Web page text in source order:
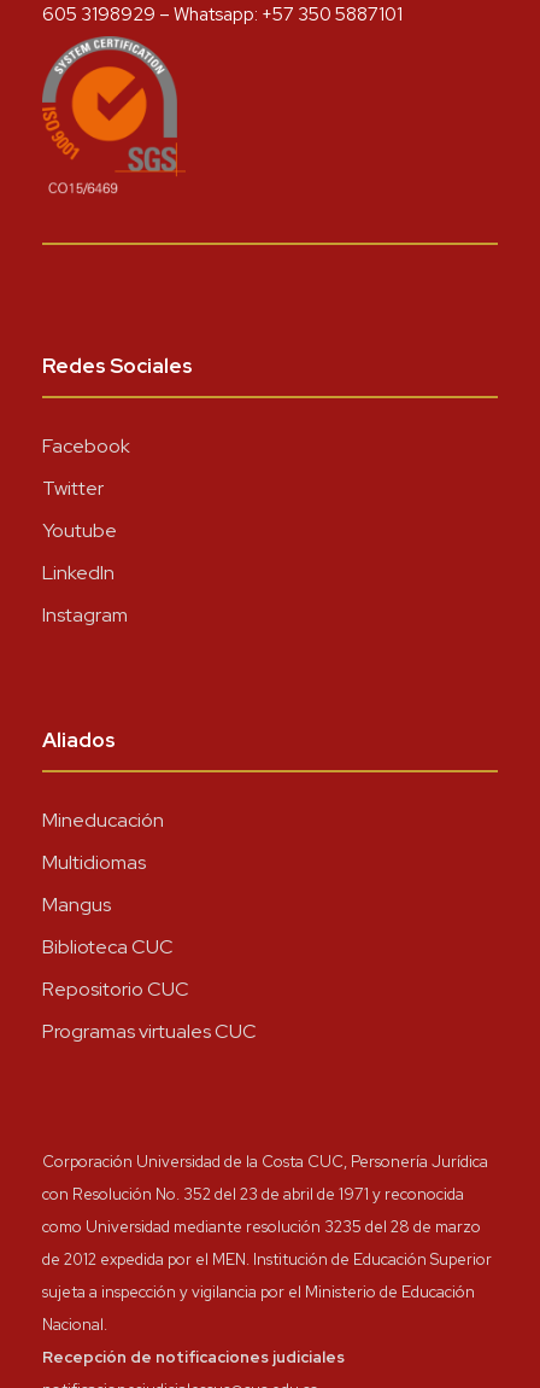
605 3198929 – Whatsapp: +57 350 5887101
Redes Sociales
Facebook
Twitter
Youtube
LinkedIn
Instagram
Aliados
Mineducación
Multidiomas
Mangus
Biblioteca CUC
Repositorio CUC
Programas virtuales CUC
Corporación Universidad de la Costa CUC, Personería Jurídica
con Resolución No. 352 del 23 de abril de 1971 y reconocida
como Universidad mediante resolución 3235 del 28 de marzo
de 2012 expedida por el MEN. Institución de Educación Superior
sujeta a inspección y vigilancia por el Ministerio de Educación
Nacional.
Recepción de notificaciones judiciales